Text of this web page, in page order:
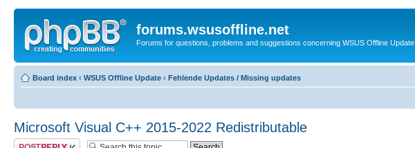
forums.wsusoffline.net
Forums for questions, problems and suggestions concerning WSUS Offline Update
Board index ‹ WSUS Offline Update ‹ Fehlende Updates / Missing updates
Microsoft Visual C++ 2015-2022 Redistributable
Post a reply